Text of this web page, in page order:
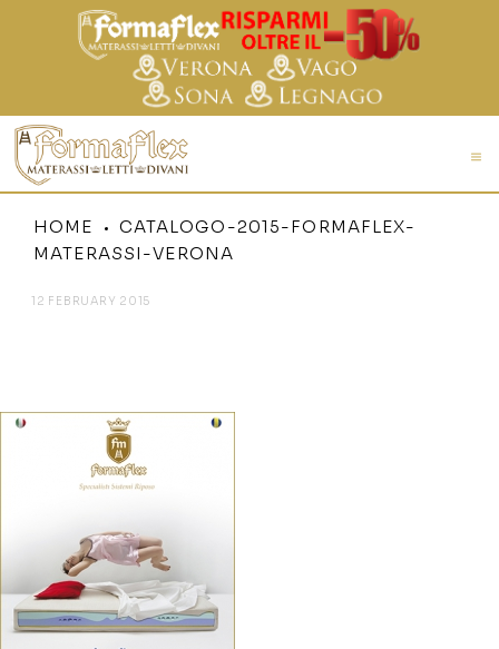
HOME
CATALOGO-2015-FORMAFLEX-
MATERASSI-VERONA
12 FEBRUARY 2015